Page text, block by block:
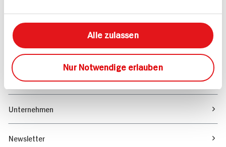
Alle zulassen
Nur Notwendige erlauben
Marktfinder
Unser Magazin
Verantwortung & Nachhaltigkeit
Unternehmen
Newsletter